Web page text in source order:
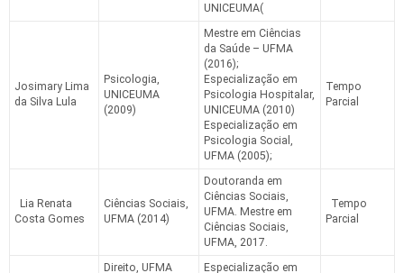
UNICEUMA(
Josimary Lima
da Silva Lula
Psicologia,
UNICEUMA
(2009)
Mestre em Ciências
da Saúde – UFMA
(2016);
Especialização em
Psicologia Hospitalar,
UNICEUMA (2010)
Especialização em
Psicologia Social,
UFMA (2005);
Tempo
Parcial
Lia Renata
Costa Gomes
Ciências Sociais,
UFMA (2014)
Doutoranda em
Ciências Sociais,
UFMA. Mestre em
Ciências Sociais,
UFMA, 2017.
Tempo
Parcial
Direito, UFMA
Especialização em